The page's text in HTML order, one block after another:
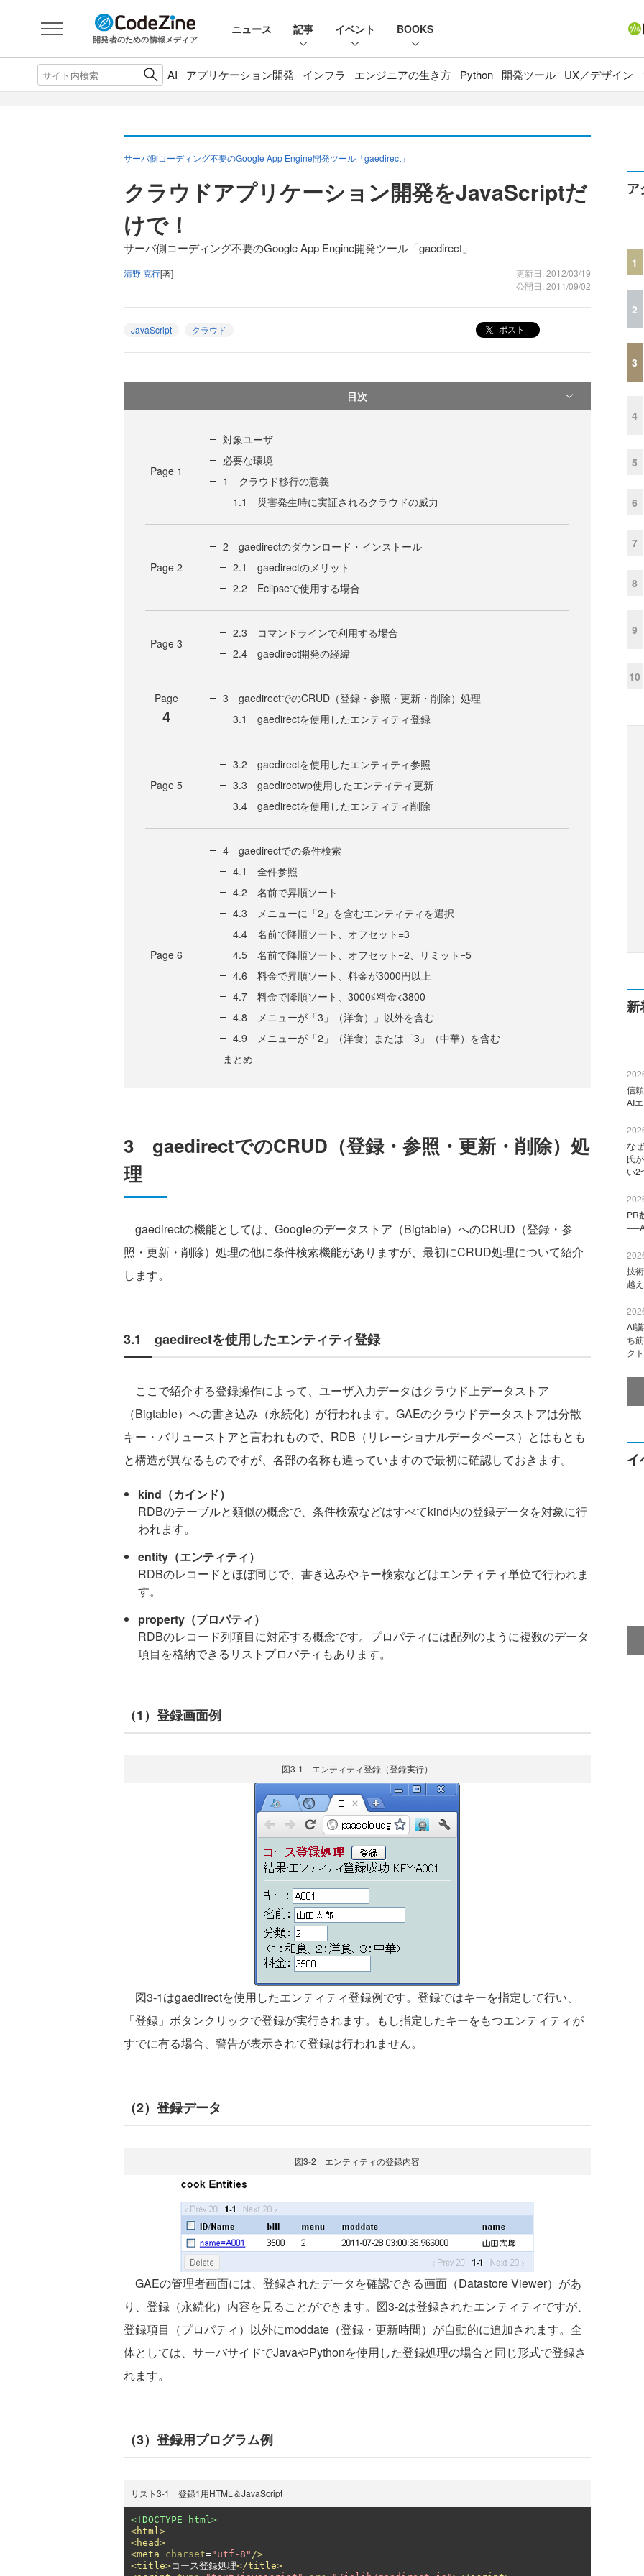
開発者のための情報メディア
ニュース 記事 イベント BOOKS
AI アプリケーション開発 インフラ エンジニアの生き方 Python 開発ツール UX／デザイン
サーバ側コーディング不要のGoogle App Engine開発ツール「gaedirect」
クラウドアプリケーション開発をJavaScriptだ
けで！
サーバ側コーディング不要のGoogle App Engine開発ツール「gaedirect」
清野 克行[著]
更新日: 2012/03/19
公開日: 2011/09/02
JavaScript クラウド ポスト
目次
Page 1
対象ユーザ
必要な環境
1 クラウド移行の意義
1.1 災害発生時に実証されるクラウドの威力
Page 2
2 gaedirectのダウンロード・インストール
2.1 gaedirectのメリット
2.2 Eclipseで使用する場合
Page 3
2.3 コマンドラインで利用する場合
2.4 gaedirect開発の経緯
Page
4
3 gaedirectでのCRUD（登録・参照・更新・削除）処理
3.1 gaedirectを使用したエンティティ登録
Page 5
3.2 gaedirectを使用したエンティティ参照
3.3 gaedirectwp使用したエンティティ更新
3.4 gaedirectを使用したエンティティ削除
Page 6
4 gaedirectでの条件検索
4.1 全件参照
4.2 名前で昇順ソート
4.3 メニューに「2」を含むエンティティを選択
4.4 名前で降順ソート、オフセット=3
4.5 名前で降順ソート、オフセット=2、リミット=5
4.6 料金で昇順ソート、料金が3000円以上
4.7 料金で降順ソート、3000≦料金<3800
4.8 メニューが「3」（洋食）」以外を含む
4.9 メニューが「2」（洋食）または「3」（中華）を含む
まとめ
3 gaedirectでのCRUD（登録・参照・更新・削除）処
理
gaedirectの機能としては、Googleのデータストア（Bigtable）へのCRUD（登録・参
照・更新・削除）処理の他に条件検索機能がありますが、最初にCRUD処理について紹介
します。
3.1 gaedirectを使用したエンティティ登録
ここで紹介する登録操作によって、ユーザ入力データはクラウド上データストア
（Bigtable）への書き込み（永続化）が行われます。GAEのクラウドデータストアは分散
キー・バリューストアと言われもので、RDB（リレーショナルデータベース）とはもとも
と構造が異なるものですが、各部の名称も違っていますので最初に確認しておきます。
kind（カインド）
RDBのテーブルと類似の概念で、条件検索などはすべてkind内の登録データを対象に行
われます。
entity（エンティティ）
RDBのレコードとほぼ同じで、書き込みやキー検索などはエンティティ単位で行われま
す。
property（プロパティ）
RDBのレコード列項目に対応する概念です。プロパティには配列のように複数のデータ
項目を格納できるリストプロパティもあります。
（1）登録画面例
図3-1 エンティティ登録（登録実行）
図3-1はgaedirectを使用したエンティティ登録例です。登録ではキーを指定して行い、
「登録」ボタンクリックで登録が実行されます。もし指定したキーをもつエンティティが
すでに有る場合、警告が表示されて登録は行われません。
（2）登録データ
図3-2 エンティティの登録内容
GAEの管理者画面には、登録されたデータを確認できる画面（Datastore Viewer）があ
り、登録（永続化）内容を見ることができます。図3-2は登録されたエンティティですが、
登録項目（プロパティ）以外にmoddate（登録・更新時間）が自動的に追加されます。全
体としては、サーバサイドでJavaやPythonを使用した登録処理の場合と同じ形式で登録さ
れます。
（3）登録用プログラム例
リスト3-1 登録1用HTML＆JavaScript
<!DOCTYPE html>
<html>
<head>
<meta
charset="utf-8" />
<title>コース登録処理</title>
ア
1
2
3
4
5
6
7
8
9
10
新
信
AI
な
氏
い2
PR
技
越
AI
ち
ク
イ